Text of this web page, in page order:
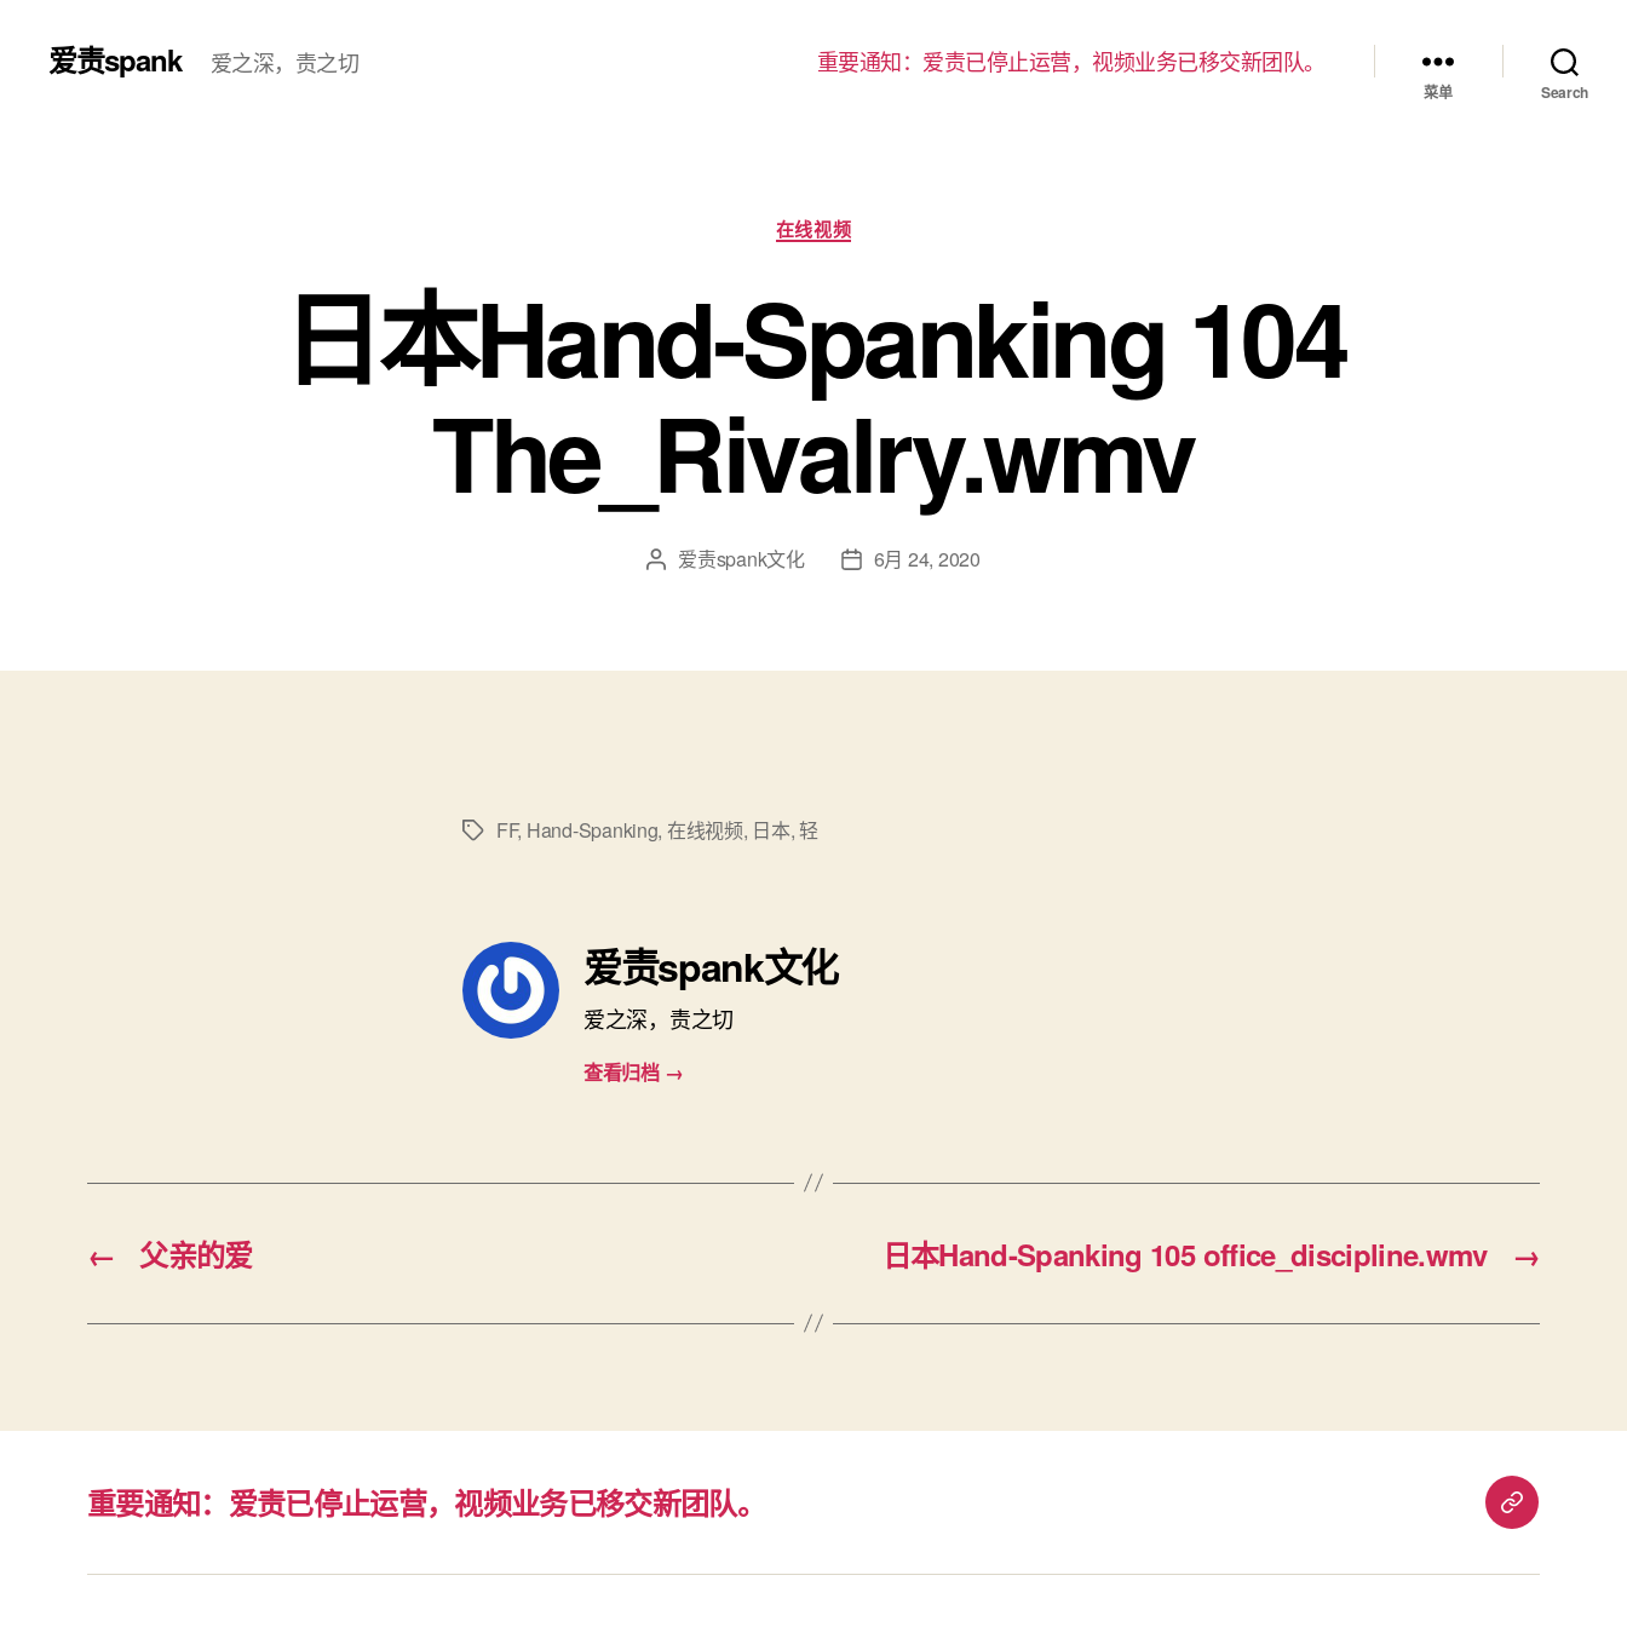
爱责spank 爱之深，责之切 重要通知：爱责已停止运营，视频业务已移交新团队。
菜单 Search
分
类
在线视频
日本Hand-Spanking 104
The_Rivalry.wmv
文 爱责spank文化
发 6月 24, 2020
标
FF, Hand-Spanking, 在线视频, 日本,轻
爱责spank文化
爱之深，责之切
查看归档 →
← 父亲的爱 →
日本Hand-Spanking 105 office_discipline.wmv
重要通知：爱责已停止运营，视频业务已移交新团队。
重
通